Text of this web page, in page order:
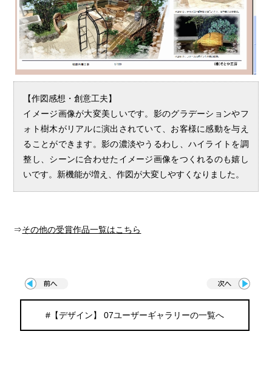
【作図感想・創意工夫】
イメージ画像が大変美しいです。影のグラデーションやフ
ォト樹木がリアルに演出されていて、お客様に感動を与え
ることができます。影の濃淡やうるわし、ハイライトを調
整し、シーンに合わせたイメージ画像をつくれるのも嬉し
いです。新機能が増え、作図が大変しやすくなりました。
⇒その他の受賞作品一覧はこちら
#【デザイン】 07ユーザーギャラリーの一覧へ